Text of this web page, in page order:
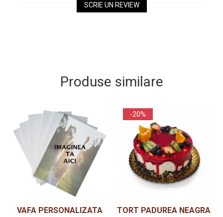
SCRIE UN REVIEW
Produse similare
VAFA PERSONALIZATA
-20%
TORT PADUREA NEAGRA